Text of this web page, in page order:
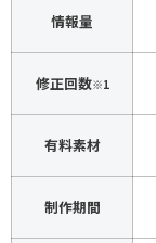
情報量
修正回数※1
有料素材
制作期間